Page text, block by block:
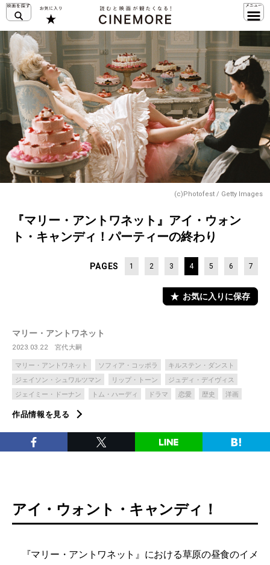
(c)Photofest / Getty Images
『マリー・アントワネット』アイ・ウォン
ト・キャンディ！パーティーの終わり
PAGES 1 2 3 4 5 6 7
お気に入りに保存
マリー・アントワネット
2023.03.22 宮代大嗣
マリー・アントワネット ソフィア・コッポラ
キルステン・ダンスト
ジェイソン・シュワルツマン
リップ・トーン
ジュディ・デイヴィス
ジェイミー・ドーナン
トム・ハーディ ドラマ 恋愛 歴史 洋画
作品情報を見る
アイ・ウォント・キャンディ！
『マリー・アントワネット』における草原の昼食のイメ